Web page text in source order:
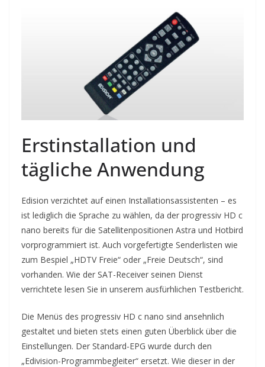
Erstinstallation und
tägliche Anwendung
Edision verzichtet auf einen Installationsassistenten – es
ist lediglich die Sprache zu wählen, da der progressiv HD c
nano bereits für die Satellitenpositionen Astra und Hotbird
vorprogrammiert ist. Auch vorgefertigte Senderlisten wie
zum Bespiel „HDTV Freie“ oder „Freie Deutsch“, sind
vorhanden. Wie der SAT-Receiver seinen Dienst
verrichtete lesen Sie in unserem ausfürhlichen Testbericht.
Die Menüs des progressiv HD c nano sind ansehnlich
gestaltet und bieten stets einen guten Überblick über die
Einstellungen. Der Standard-EPG wurde durch den
„Edivision-Programmbegleiter“ ersetzt. Wie dieser in der